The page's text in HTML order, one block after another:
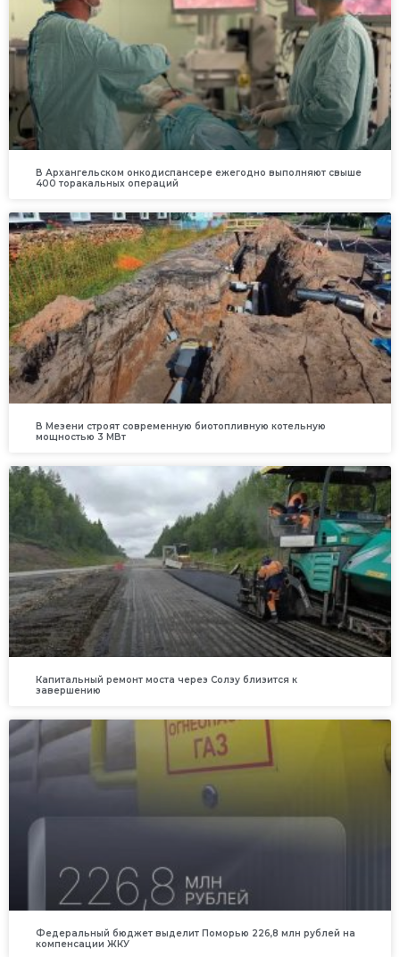
В Архангельском онкодиспансере ежегодно выполняют свыше
400 торакальных операций
В Мезени строят современную биотопливную котельную
мощностью 3 МВт
Капитальный ремонт моста через Солзу близится к
завершению
Федеральный бюджет выделит Поморью 226,8 млн рублей на
компенсации ЖКУ